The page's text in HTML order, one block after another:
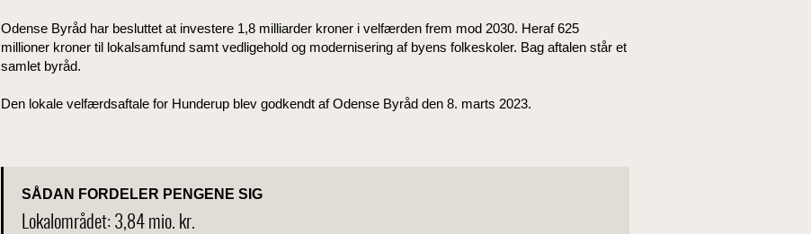
Odense Byråd har besluttet at investere 1,8 milliarder kroner i velfærden frem mod 2030. Heraf 625
millioner kroner til lokalsamfund samt vedligehold og modernisering af byens folkeskoler. Bag aftalen står et
samlet byråd.
Den lokale velfærdsaftale for Hunderup blev godkendt af Odense Byråd den 8. marts 2023.
SÅDAN FORDELER PENGENE SIG
Lokalområdet: 3,84 mio. kr.